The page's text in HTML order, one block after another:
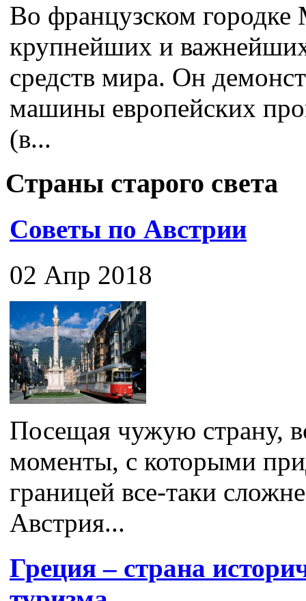
Во французском
крупнейших и
средств мира. Он
машины европейских
(в...
Страны старого света
Советы по Австрии
02 Апр 2018
Посещая чужую страну,
моменты, с которыми
границей все-таки
Австрия...
Греция – страна